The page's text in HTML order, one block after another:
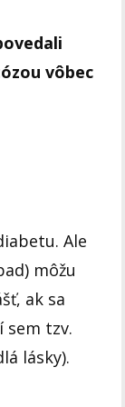
vôbec
Ale
môžu
ak sa
tzv.
lásky).